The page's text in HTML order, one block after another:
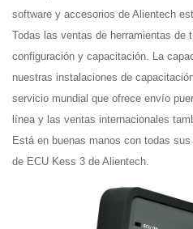
software y accesorios de Alientech
Todas las ventas de herramientas de
configuración y capacitación. La
nuestras instalaciones de
servicio mundial que ofrece envío
línea y las ventas internacionales
Está en buenas manos con todas
de ECU Kess 3 de Alientech.